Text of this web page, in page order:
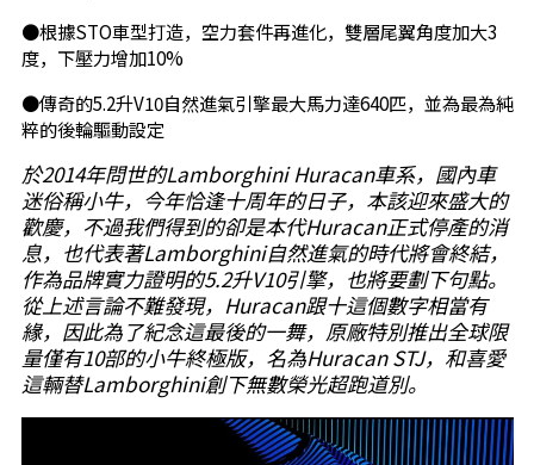
●根據STO車型打造，空力套件再進化，雙層尾翼角度加大3
度，下壓力增加10%
●傳奇的5.2升V10自然進氣引擎最大馬力達640匹，並為最為純
粹的後輪驅動設定
於2014年問世的Lamborghini Huracan車系，國內車
迷俗稱小牛，今年恰逢十周年的日子，本該迎來盛大的
歡慶，不過我們得到的卻是本代Huracan正式停產的消
息，也代表著Lamborghini自然進氣的時代將會終結，
作為品牌實力證明的5.2升V10引擎，也將要劃下句點。
從上述言論不難發現，Huracan跟十這個數字相當有
緣，因此為了紀念這最後的一舞，原廠特別推出全球限
量僅有10部的小牛終極版，名為Huracan STJ，和喜愛
這輛替Lamborghini創下無數榮光超跑道別。